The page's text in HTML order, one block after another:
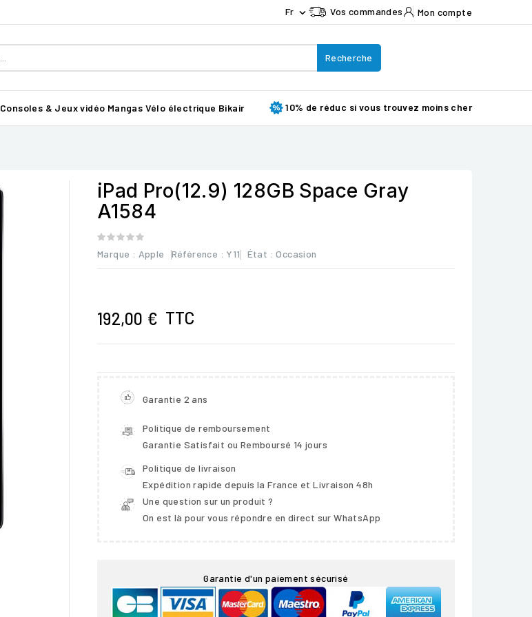
Fr  Vos commandes Mon compte
Recherche
Consoles & Jeux vidéo Mangas Vélo électrique Bikair 10% de réduc si vous trouvez moins cher
iPad Pro(12.9) 128GB Space Gray
A1584
Marque : Apple Référence : Y11 État : Occasion
192,00 € TTC
Garantie 2 ans
Politique de remboursement
Garantie Satisfait ou Remboursé 14 jours
Politique de livraison
Expédition rapide depuis la France et Livraison 48h
Une question sur un produit ?
On est là pour vous répondre en direct sur WhatsApp
Garantie d'un paiement sécurisé